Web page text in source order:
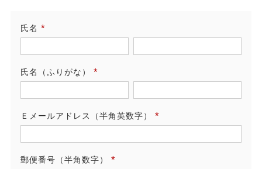
氏名
須)
氏名（ふりがな）
須)
Ｅメールアドレス（半角英数字）
須)
郵便番号（半角数字）